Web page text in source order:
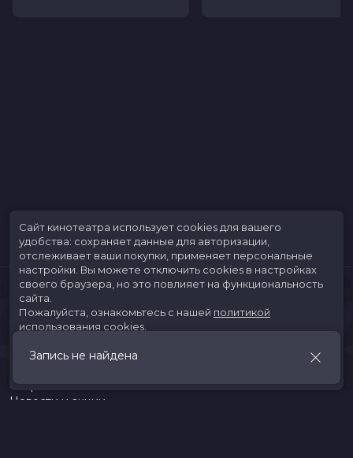
Запись не найдена
Скоро в кино
Новости и акции
Сайт кинотеатра использует cookies для вашего
удобства: сохраняет данные для авторизации,
отслеживает ваши покупки, применяет персональные
настройки. Вы можете отключить cookies в настройках
своего браузера, но это повлияет на функциональность
сайта.
Пожалуйста, ознакомьтесь с нашей политикой
использования cookies